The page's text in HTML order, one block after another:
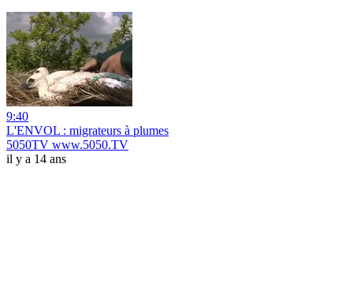
9:40
L'ENVOL : migrateurs à plumes
5050TV www.5050.TV
il y a 14 ans